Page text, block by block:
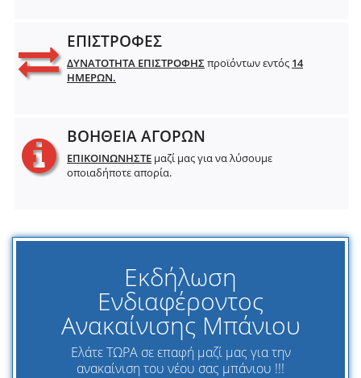
ΕΠΙΣΤΡΟΦΕΣ
ΔΥΝΑΤΟΤΗΤΑ ΕΠΙΣΤΡΟΦΗΣπροϊόντων εντός 14
ΗΜΕΡΩΝ.
ΒΟΗΘΕΙΑ ΑΓΟΡΩΝ
ΕΠΙΚΟΙΝΩΝΗΣΤΕ μαζί μας για να λύσουμε
οποιαδήποτε απορία.
Εκδήλωση
Ενδιαφέροντος
Ανακαίνισης Μπάνιου
Ελάτε ΤΩΡΑ σε επαφή μαζί μας για την
ανακαίνιση του νέου σας μπάνιου !!!